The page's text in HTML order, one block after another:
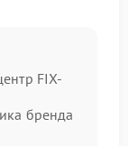
ремонт
FIX-
бренда